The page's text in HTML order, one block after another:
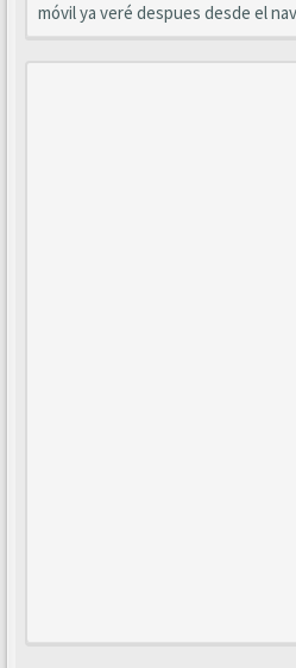
móvil ya veré despues desde el